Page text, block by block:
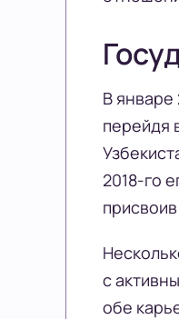
В январе
перейдя
2018-го
с
обе